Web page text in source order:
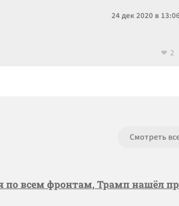
24 дек 2020 в 13:06
2
Смотреть
по всем фронтам, Трамп нашёл